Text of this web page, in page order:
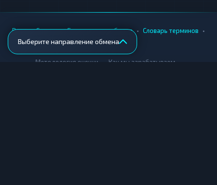
Выберите направление обмена
Вики • Города • Безопасность обмена • Словарь терминов •
AML-проверка
Методология оценки Как мы зарабатываем